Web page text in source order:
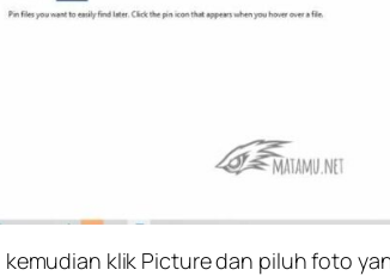
kemudian klik Picture dan piluh foto